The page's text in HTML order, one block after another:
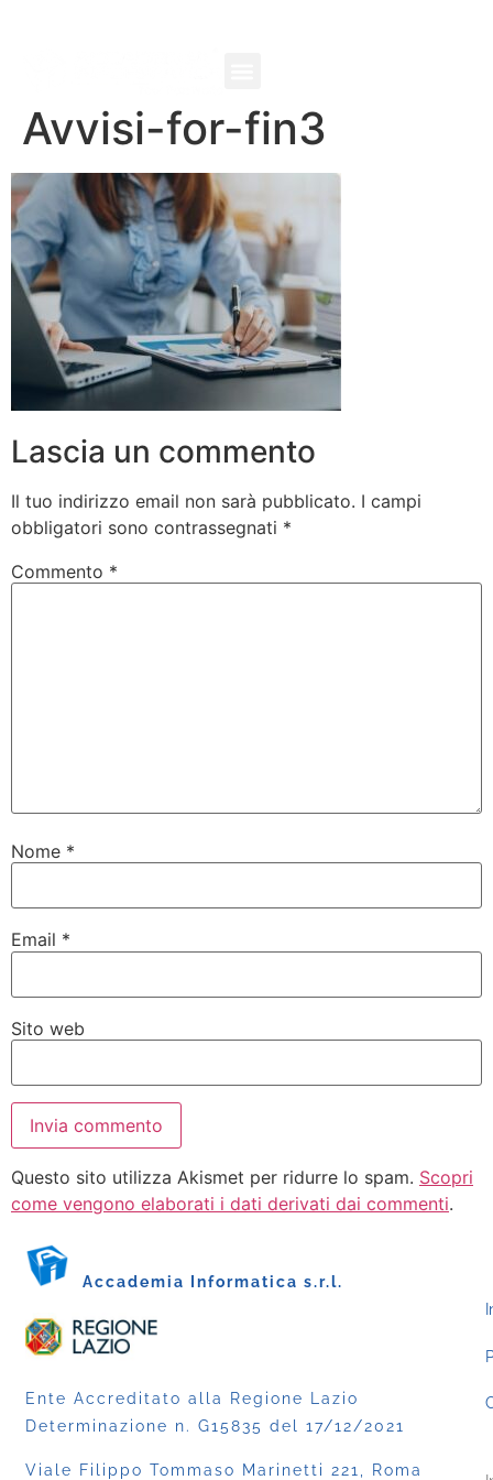
Avvisi-for-fin3
Lascia un commento
Il tuo indirizzo email non sarà pubblicato. I campi
obbligatori sono contrassegnati *
Commento *
Nome *
Email *
Sito web
Questo sito utilizza Akismet per ridurre lo spam. Scopri
come vengono elaborati i dati derivati dai commenti.
Accademia Informatica s.r.l.
Ente Accreditato alla Regione Lazio
Determinazione n. G15835 del 17/12/2021
Viale Filippo Tommaso Marinetti 221, Roma